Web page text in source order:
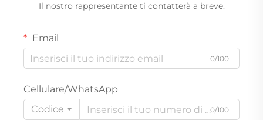
Il nostro rappresentante ti contatterà a breve.
Email
0/100
Cellulare/WhatsApp
Codice
0/100